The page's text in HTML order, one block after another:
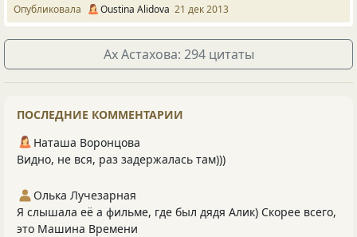
Опубликовала Оustina Alidova 21 дек 2013
Ах Астахова: 294 цитаты
ПОСЛЕДНИЕ КОММЕНТАРИИ
Наташа Воронцова
Видно, не вся, раз задержалась там)))
Олька Лучезарная
Я слышала её а фильме, где был дядя Алик) Скорее всего,
это Машина Времени